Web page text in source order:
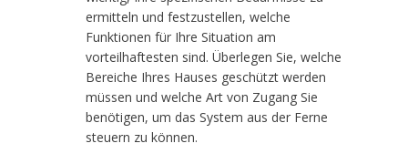
ermitteln und festzustellen, welche
Funktionen für Ihre Situation am
vorteilhaftesten sind. Überlegen Sie, welche
Bereiche Ihres Hauses geschützt werden
müssen und welche Art von Zugang Sie
benötigen, um das System aus der Ferne
steuern zu können.